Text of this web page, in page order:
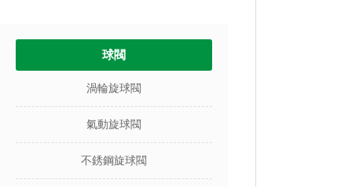
球閥
渦輪旋球閥
氣動旋球閥
不銹鋼旋球閥